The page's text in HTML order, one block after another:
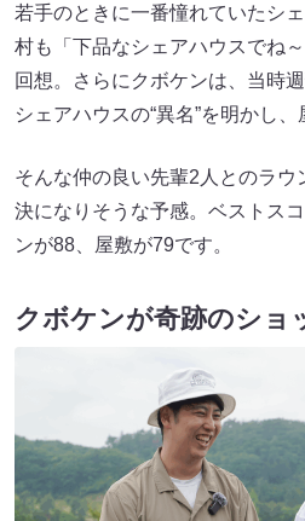
若手のときに一番憧れていたシ
村も「下品なシェアハウスでね
回想。さらにクボケンは、当時
シェアハウスの“異名”を明かし、
そんな仲の良い先輩2人とのラ
決になりそうな予感。ベストス
ンが88、屋敷が79です。
クボケンが奇跡のショ